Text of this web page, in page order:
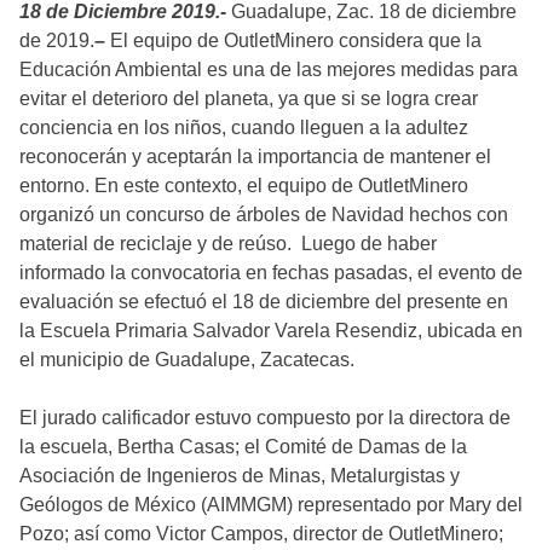
18 de Diciembre 2019.- Guadalupe, Zac. 18 de diciembre
de 2019.– El equipo de OutletMinero considera que la
Educación Ambiental es una de las mejores medidas para
evitar el deterioro del planeta, ya que si se logra crear
conciencia en los niños, cuando lleguen a la adultez
reconocerán y aceptarán la importancia de mantener el
entorno. En este contexto, el equipo de OutletMinero
organizó un concurso de árboles de Navidad hechos con
material de reciclaje y de reúso. Luego de haber
informado la convocatoria en fechas pasadas, el evento de
evaluación se efectuó el 18 de diciembre del presente en
la Escuela Primaria Salvador Varela Resendiz, ubicada en
el municipio de Guadalupe, Zacatecas.
El jurado calificador estuvo compuesto por la directora de
la escuela, Bertha Casas; el Comité de Damas de la
Asociación de Ingenieros de Minas, Metalurgistas y
Geólogos de México (AIMMGM) representado por Mary del
Pozo; así como Victor Campos, director de OutletMinero;